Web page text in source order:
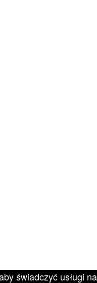
świadczyć usługi na